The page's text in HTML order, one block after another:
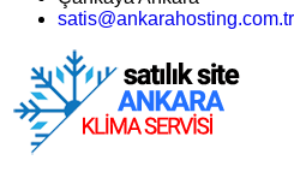
satis@ankarahosting.com.tr